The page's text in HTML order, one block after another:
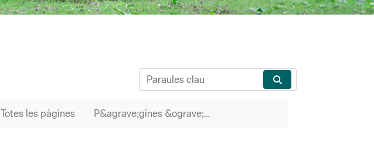
Totes les pàgines P&agrave;gines &ograve;rfenes